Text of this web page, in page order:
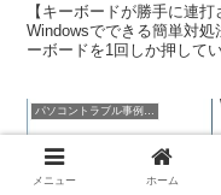
【キーボードが勝手に連
Windowsでできる簡単対
ーボードを1回しか押して
パソコントラブル事例と対処
メニュー ホーム